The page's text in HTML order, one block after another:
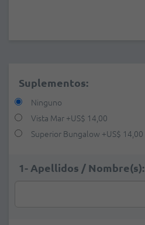
Suplementos:
Ninguno
Vista Mar +US$ 14,00
Superior Bungalow +US$ 14,00
1- Apellidos / Nombre(s):